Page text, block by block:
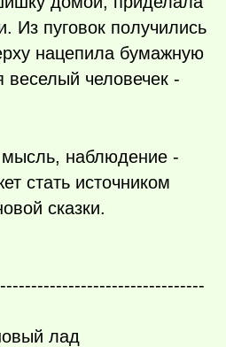
Из пуговок получились
нацепила бумажную
человечек -
наблюдение -
стать источником
сказки.
лад